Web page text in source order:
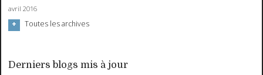
avril 2016
Toutes les archives
Derniers blogs mis à jour